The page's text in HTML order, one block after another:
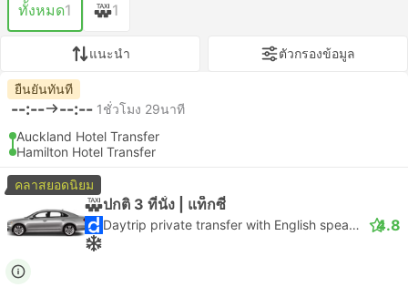
ทั้งหมด1 1
แนะนำ ตัวกรองข้อมูล
ยืนยันทันที
--:-- --:-- 1ชั่วโมง 29นาที
Auckland Hotel Transfer
Hamilton Hotel Transfer
คลาสยอดนิยม
ปกติ 3 ที่นั่ง | แท็กซี่
Daytrip private transfer with English speaking driver 4.8